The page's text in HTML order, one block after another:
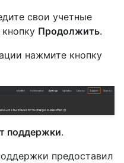
свои учетные
Продолжить.
нажмите кнопку
поддержки.
предоставил